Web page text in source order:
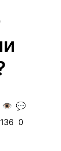
👁️
136
💬
0